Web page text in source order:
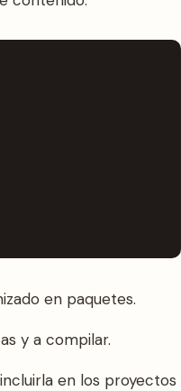
en paquetes.
y a compilar.
en los proyectos